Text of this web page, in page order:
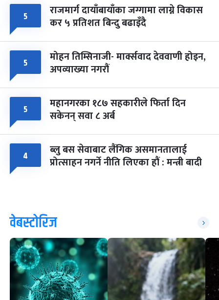
५ राजमार्ग दायाँबायाँका जग्गामा लाग्ने विकास
कर ५ प्रतिशत बिन्दु बढाइँदै
५ मोहन तिम्सिनाजी- मार्क्सवाद देववाणी होइन,
अपव्याख्या नगरौं
५ महानगरका १८७ सहकारीले फिर्ता दिन
सकेनन् सवा ८ अर्ब
४ ब्लु बस सेवाबाट लैंगिक असमानतालाई
प्रोत्साहन नगर्ने नीति लिएका हौं : मन्त्री बादी
वेबस्टोरिज